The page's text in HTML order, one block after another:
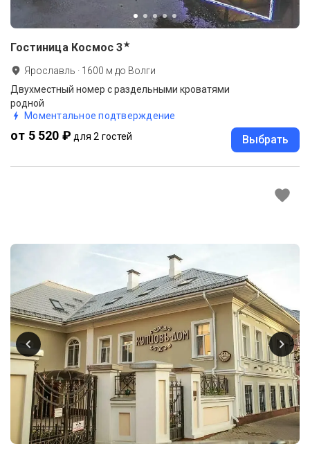
Гостиница Космос 3★
Ярославль · 1600 м до Волги
Двухместный номер c раздельными кроватями
родной
Моментальное подтверждение
от 5 520 ₽ для 2 гостей Выбрать